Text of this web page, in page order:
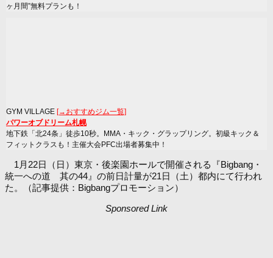
ヶ月間”無料プランも！
GYM VILLAGE [→おすすめジム一覧]
パワーオブドリーム札幌
地下鉄「北24条」徒歩10秒。MMA・キック・グラップリング。初級キック＆
フィットクラスも！主催大会PFC出場者募集中！
1月22日（日）東京・後楽園ホールで開催される『Bigbang・
統一への道 其の44』の前日計量が21日（土）都内にて行われ
た。（記事提供：Bigbangプロモーション）
Sponsored Link